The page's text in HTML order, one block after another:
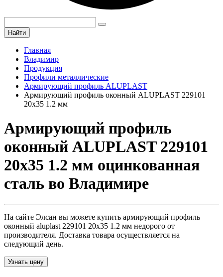
Найти
Главная
Владимир
Продукция
Профили металлические
Армирующий профиль ALUPLAST
Армирующий профиль оконный ALUPLAST 229101
20х35 1.2 мм
Армирующий профиль
оконный ALUPLAST 229101
20х35 1.2 мм оцинкованная
сталь во Владимире
На сайте Элсан вы можете купить армирующий профиль
оконный aluplast 229101 20х35 1.2 мм недорого от
производителя. Доставка товара осуществляется на
следующий день.
Узнать цену